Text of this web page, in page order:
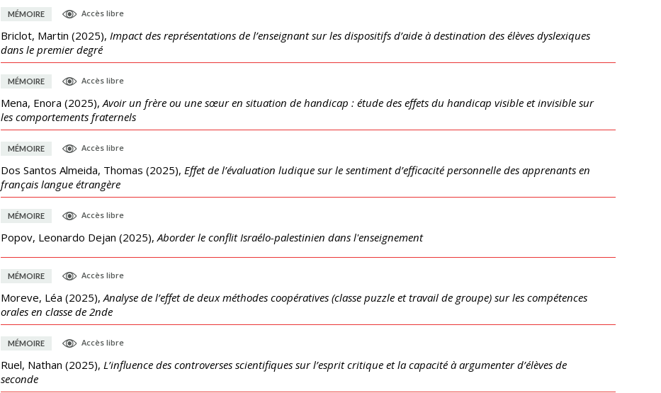
MÉMOIRE Accès libre
Briclot, Martin (2025), Impact des représentations de l’enseignant sur les dispositifs d’aide à destination des élèves dyslexiques
dans le premier degré
MÉMOIRE Accès libre
Mena, Enora (2025),Avoir un frère ou une sœur en situation de handicap : étude des effets du handicap visible et invisible sur
les comportements fraternels
MÉMOIRE Accès libre
Dos Santos Almeida, Thomas (2025), Effet de l’évaluation ludique sur le sentiment d’efficacité personnelle des apprenants en
français langue étrangère
MÉMOIRE Accès libre
Popov, Leonardo Dejan (2025),Aborder le conflit Israélo-palestinien dans l'enseignement
MÉMOIRE Accès libre
Moreve, Léa (2025),Analyse de l’effet de deux méthodes coopératives (classe puzzle et travail de groupe) sur les compétences
orales en classe de 2nde
MÉMOIRE Accès libre
Ruel, Nathan (2025), L’influence des controverses scientifiques sur l’esprit critique et la capacité à argumenter d’élèves de
seconde